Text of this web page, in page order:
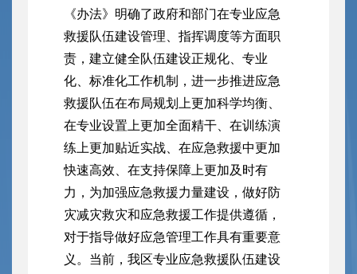
《办法》明确了政府和部门在专业应急
救援队伍建设管理、指挥调度等方面职
责，建立健全队伍建设正规化、专业
化、标准化工作机制，进一步推进应急
救援队伍在布局规划上更加科学均衡、
在专业设置上更加全面精干、在训练演
练上更加贴近实战、在应急救援中更加
快速高效、在支持保障上更加及时有
力，为加强应急救援力量建设，做好防
灾减灾救灾和应急救援工作提供遵循，
对于指导做好应急管理工作具有重要意
义。当前，我区专业应急救援队伍建设